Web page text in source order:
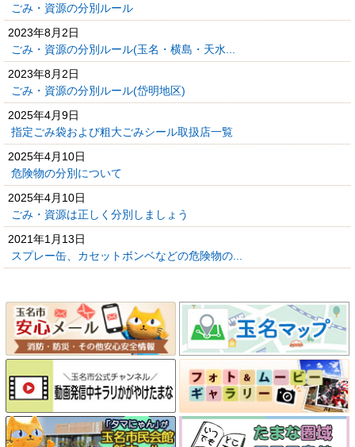
ごみ・資源の分別ルール
2023年8月2日
ごみ・資源の分別ルール(玉名・横島・天水...
2023年8月2日
ごみ・資源の分別ルール(岱明地区)
2025年4月9日
指定ごみ袋および粗大ごみシール取扱店一覧
2025年4月10日
危険物の分別について
2025年4月10日
ごみ・資源は正しく分別しましょう
2021年1月13日
スプレー缶、カセットボンベなどの危険物の...